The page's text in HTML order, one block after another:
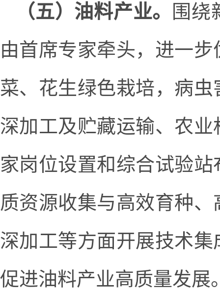
（五）油料产业。
围绕
由首席专家牵头，进一
菜、花生绿色栽培，病
深加工及贮藏运输、农
家岗位设置和综合试验
质资源收集与高效育种
深加工等方面开展技术
促进油料产业高质量发展